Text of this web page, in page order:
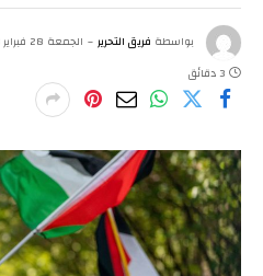
بواسطة فريق التحرير الجمعة 28 فبراير 9:33 ص
3 دقائق